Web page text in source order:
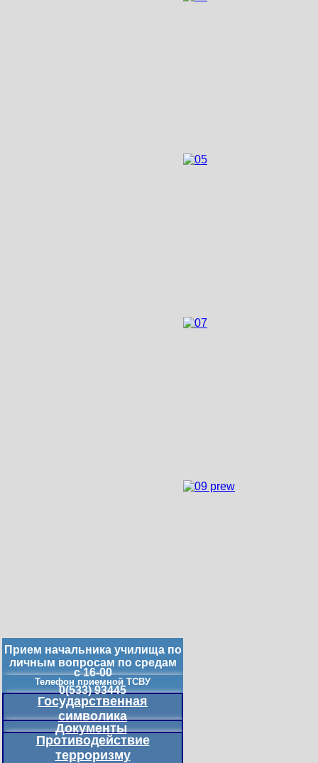
Прием начальника училища по
личным вопросам по средам
с 16-00
Телефон приемной ТСВУ
0(533) 93445
Государственная
символика
Документы
Противодействие
терроризму